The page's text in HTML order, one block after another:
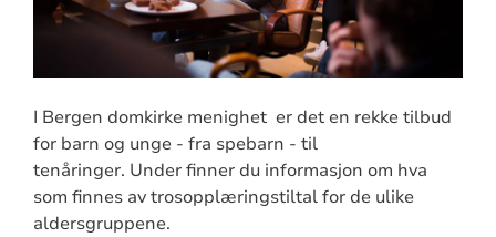
I Bergen domkirke menighet er det en rekke tilbud
for barn og unge - fra spebarn - til
tenåringer. Under finner du informasjon om hva
som finnes av trosopplæringstiltal for de ulike
aldersgruppene.